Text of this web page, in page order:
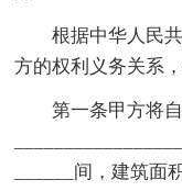
根据中华人民
方的权利义务关系
第一条甲方将
______间，建筑面